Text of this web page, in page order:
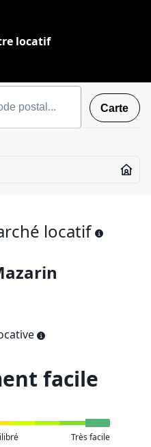
locatif
Carte
locatif
facile
Très facile